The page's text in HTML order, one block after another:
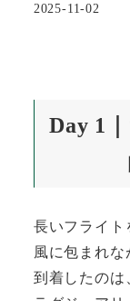
2025-11-02
Day 1
長いフライト
風に包まれな
到着したのは